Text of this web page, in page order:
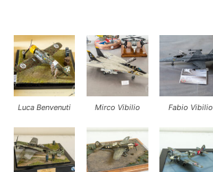
Luca Benvenuti Mirco Vibilio Fabio Vibilio